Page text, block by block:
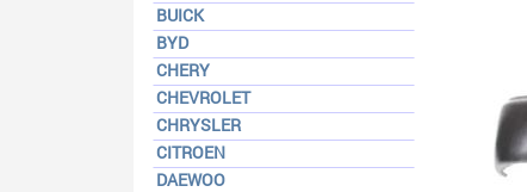
BUICK
BYD
CHERY
CHEVROLET
CHRYSLER
CITROEN
DAEWOO